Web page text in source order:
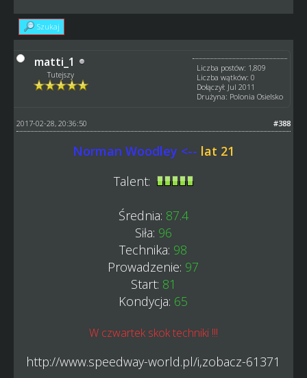
Szukaj
matti_1
Tutejszy
Liczba postów: 1,809
Liczba wątków: 0
Dołączył: Jul 2011
Drużyna: Polonia Osielsko
#388
2017-02-28, 20:36:50
Norman Woodley <-- lat 21
Talent:
Średnia: 87.4
Siła: 96
Technika: 98
Prowadzenie: 97
Start: 81
Kondycja: 65
W czwartek skok techniki !!!
http://www.speedway-world.pl/i,zobacz-61371